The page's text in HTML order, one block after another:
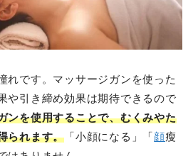
れです。マッサージガンを使った
や引き締め効果は期待できるので
ンを使用することで、むくみやた
られます。 「小顔になる」「顔瘦